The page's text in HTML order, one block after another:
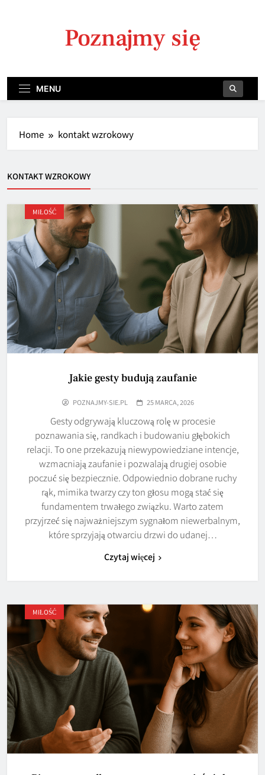
Poznajmy się
MENU
Home kontakt wzrokowy
KONTAKT WZROKOWY
MIŁOŚĆ
Jakie gesty budują zaufanie
POZNAJMY-SIE.PL 25 MARCA, 2026
Gesty odgrywają kluczową rolę w procesie
poznawania się, randkach i budowaniu głębokich
relacji. To one przekazują niewypowiedziane intencje,
wzmacniają zaufanie i pozwalają drugiej osobie
poczuć się bezpiecznie. Odpowiednio dobrane ruchy
rąk, mimika twarzy czy ton głosu mogą stać się
fundamentem trwałego związku. Warto zatem
przyjrzeć się najważniejszym sygnałom niewerbalnym,
które sprzyjają otwarciu drzwi do udanej…
Czytaj więcej
MIŁOŚĆ